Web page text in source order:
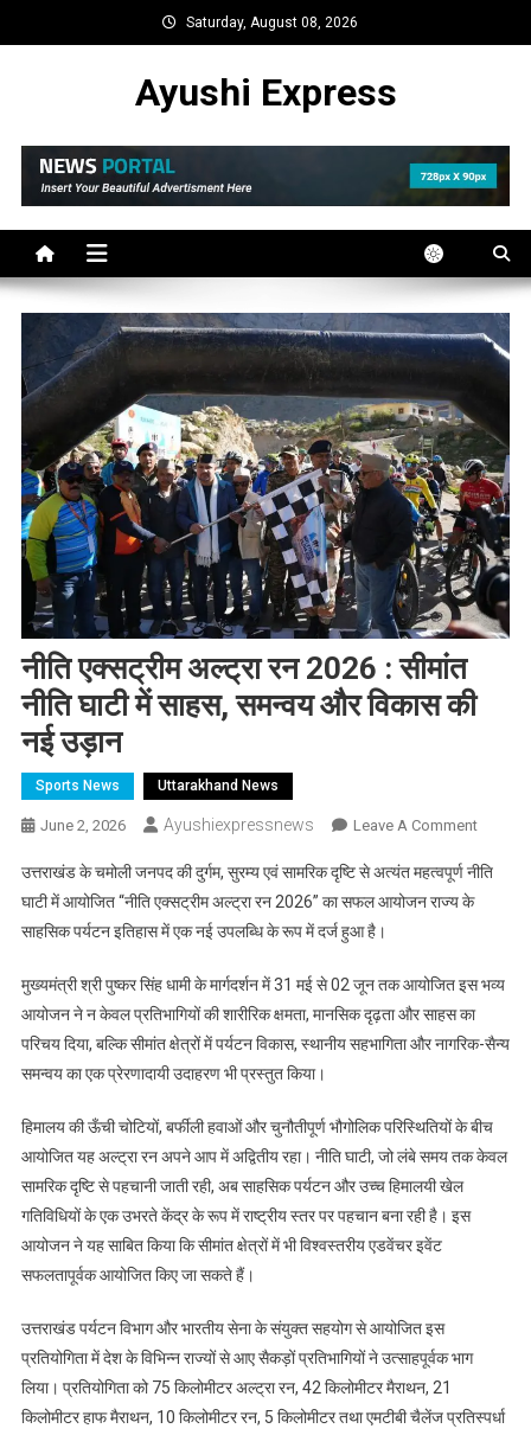
to
Saturday, August 08, 2026
Ayushi Express
नीति एक्सट्रीम अल्ट्रा रन 2026 : सीमांत
नीति घाटी में साहस, समन्वय और विकास की
नई उड़ान
Sports News Uttarakhand News
June 2, 2026 Ayushiexpressnews Leave A CommentOn
एक्सट्रीम
:
सीमांत
नीति
साहस,
समन्वय
उत्तराखंड के चमोली जनपद की दुर्गम, सुरम्य एवं सामरिक दृष्टि से अत्यंत महत्वपूर्ण नीति
घाटी में आयोजित “नीति एक्सट्रीम अल्ट्रा रन 2026” का सफल आयोजन राज्य के
साहसिक पर्यटन इतिहास में एक नई उपलब्धि के रूप में दर्ज हुआ है।
मुख्यमंत्री श्री पुष्कर सिंह धामी के मार्गदर्शन में 31 मई से 02 जून तक आयोजित इस भव्य
आयोजन ने न केवल प्रतिभागियों की शारीरिक क्षमता, मानसिक दृढ़ता और साहस का
परिचय दिया, बल्कि सीमांत क्षेत्रों में पर्यटन विकास, स्थानीय सहभागिता और नागरिक-सैन्य
समन्वय का एक प्रेरणादायी उदाहरण भी प्रस्तुत किया।
हिमालय की ऊँची चोटियों, बर्फीली हवाओं और चुनौतीपूर्ण भौगोलिक परिस्थितियों के बीच
आयोजित यह अल्ट्रा रन अपने आप में अद्वितीय रहा। नीति घाटी, जो लंबे समय तक केवल
सामरिक दृष्टि से पहचानी जाती रही, अब साहसिक पर्यटन और उच्च हिमालयी खेल
गतिविधियों के एक उभरते केंद्र के रूप में राष्ट्रीय स्तर पर पहचान बना रही है। इस
आयोजन ने यह साबित किया कि सीमांत क्षेत्रों में भी विश्वस्तरीय एडवेंचर इवेंट
सफलतापूर्वक आयोजित किए जा सकते हैं।
उत्तराखंड पर्यटन विभाग और भारतीय सेना के संयुक्त सहयोग से आयोजित इस
प्रतियोगिता में देश के विभिन्न राज्यों से आए सैकड़ों प्रतिभागियों ने उत्साहपूर्वक भाग
लिया। प्रतियोगिता को 75 किलोमीटर अल्ट्रा रन, 42 किलोमीटर मैराथन, 21
किलोमीटर हाफ मैराथन, 10 किलोमीटर रन, 5 किलोमीटर तथा एमटीबी चैलेंज प्रतिस्पर्धा